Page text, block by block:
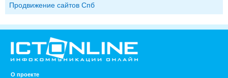
Продвижение сайтов Спб
О проекте